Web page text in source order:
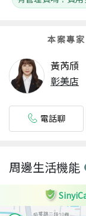
本案專家
黃芮頎
彰美店
電話聊
周邊生活機能